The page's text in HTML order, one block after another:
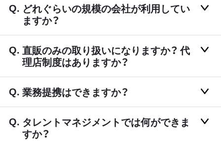
どれぐらいの規模の会社が利用してい
ますか？
直販のみの取り扱いになりますか？ 代
理店制度はありますか？
業務提携はできますか？
タレントマネジメントでは何ができま
すか？